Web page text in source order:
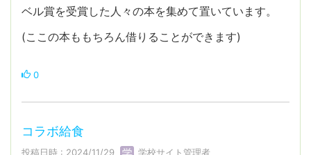
ベル賞を受賞した人々の本を集めて置いています。
(ここの本ももちろん借りることができます)
0
コラボ給食
投稿日時 : 2024/11/29 学校サイト管理者